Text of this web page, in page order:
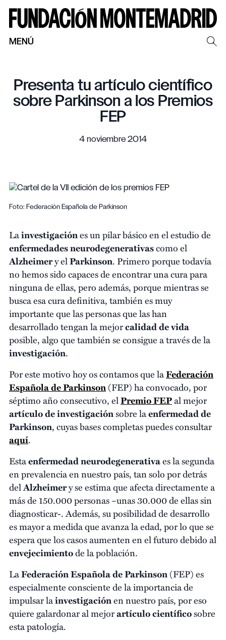
MENÚ
Presenta tu artículo científico
sobre Parkinson a los Premios
FEP
4 noviembre 2014
Foto: Federación Española de Parkinson
Lainvestigaciónes un pilar básico en el estudio de
enfermedades neurodegenerativascomo el
Alzheimery elParkinson. Primero porque todavía
no hemos sido capaces de encontrar una cura para
ninguna de ellas, pero además, porque mientras se
busca esa cura definitiva, también es muy
importante que las personas que las han
desarrollado tengan la mejorcalidad de vida
posible, algo que también se consigue a través de la
investigación.
Por este motivo hoy os contamos que laFederación
Española de Parkinson(FEP) ha convocado, por
séptimo año consecutivo, elPremio FEPal mejor
artículo de investigaciónsobre laenfermedad de
Parkinson, cuyas bases completas puedes consultar
aquí.
Estaenfermedad neurodegenerativaes la segunda
en prevalencia en nuestro país, tan solo por detrás
delAlzheimery se estima que afecta directamente a
más de 150.000 personas –unas 30.000 de ellas sin
diagnosticar-. Además, su posibilidad de desarrollo
es mayor a medida que avanza la edad, por lo que se
espera que los casos aumenten en el futuro debido al
envejecimientode la población.
LaFederación Española de Parkinson(FEP) es
especialmente consciente de la importancia de
impulsar lainvestigaciónen nuestro país, por eso
quiere galardonar al mejorartículo científicosobre
esta patología.